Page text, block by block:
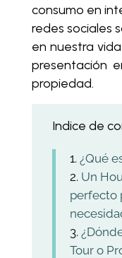
consumo en
redes sociales
en nuestra
presentación
propiedad.
Indice de
¿Qué
Un
perfecto
Tour o